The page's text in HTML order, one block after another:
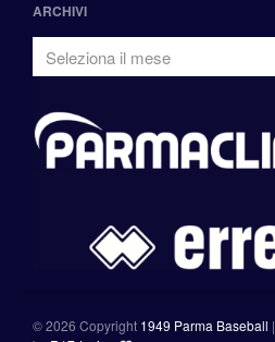
ARCHIVI
©2026 Copyright 1949 Parma Baseball |